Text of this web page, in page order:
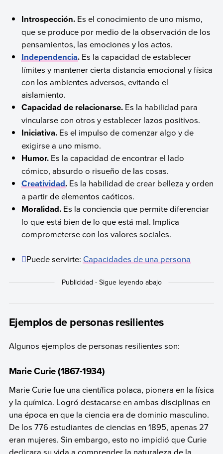
Introspección. Es el conocimiento de uno mismo,
que se produce por medio de la observación de los
pensamientos, las emociones y los actos.
Independencia. Es la capacidad de establecer
límites y mantener cierta distancia emocional y física
con los ambientes adversos, evitando el
aislamiento.
Capacidad de relacionarse. Es la habilidad para
vincularse con otros y establecer lazos positivos.
Iniciativa. Es el impulso de comenzar algo y de
exigirse a uno mismo.
Humor. Es la capacidad de encontrar el lado
cómico, absurdo o risueño de las cosas.
Creatividad. Es la habilidad de crear belleza y orden
a partir de elementos caóticos.
Moralidad. Es la conciencia que permite diferenciar
lo que está bien de lo que está mal. Implica
comprometerse con los valores sociales.
Puede servirte:Capacidades de una persona
Ejemplos de personas resilientes
Algunos ejemplos de personas resilientes son:
Marie Curie (1867-1934)
Marie Curie fue una científica polaca, pionera en la física
y la química. Logró destacarse en ambas disciplinas en
una época en que la ciencia era de dominio masculino.
De los 776 estudiantes de ciencias en 1895, apenas 27
eran mujeres. Sin embargo, esto no impidió que Curie
dedicara su vida a comprender la naturaleza de la